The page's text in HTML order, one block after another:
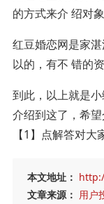
的方式来介 绍对
红豆婚恋网是家
以的，有不 错的
到此，以上就是
介绍到这了，希
【1】点解答对大
本文地址：
文章来源： 用户